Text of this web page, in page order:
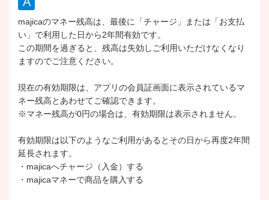
majicaのマネー残高は、最後に「チャージ」または「お支払
い」で利用した日から2年間有効です。
この期間を過ぎると、残高は失効しご利用いただけなくなり
ますのでご注意ください。
現在の有効期限は、アプリの会員証画面に表示されているマ
ネー残高とあわせてご確認できます。
※マネー残高が0円の場合は、有効期限は表示されません。
有効期限は以下のようなご利用があるとその日から再度2年間
延長されます。
・majicaへチャージ（入金）する
・majicaマネーで商品を購入する